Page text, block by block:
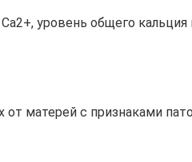
уровень общего кальция
матерей с признаками